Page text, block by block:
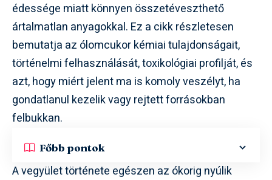
édessége miatt könnyen összetéveszthető
ártalmatlan anyagokkal. Ez a cikk részletesen
bemutatja az ólomcukor kémiai tulajdonságait,
történelmi felhasználását, toxikológiai profilját, és
azt, hogy miért jelent ma is komoly veszélyt, ha
gondatlanul kezelik vagy rejtett forrásokban
felbukkan.
Főbb pontok
A vegyület története egészen az ókorig nyúlik